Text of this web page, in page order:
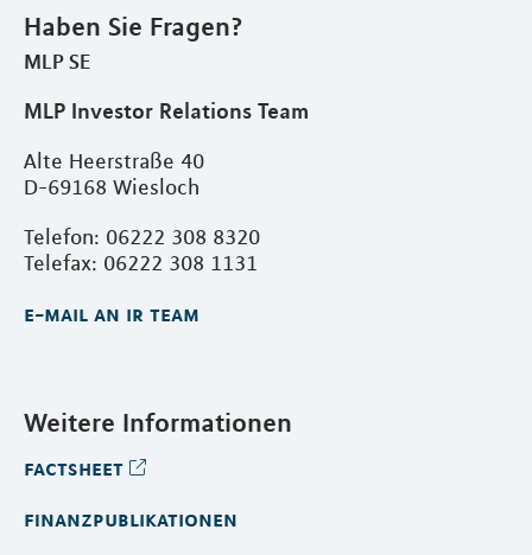
Haben Sie Fragen?
MLP SE
MLP Investor Relations Team
Alte Heerstraße 40
D-69168 Wiesloch
Telefon: 06222 308 8320
Telefax: 06222 308 1131
e-mail an ir team
Weitere Informationen
factsheet
finanzpublikationen